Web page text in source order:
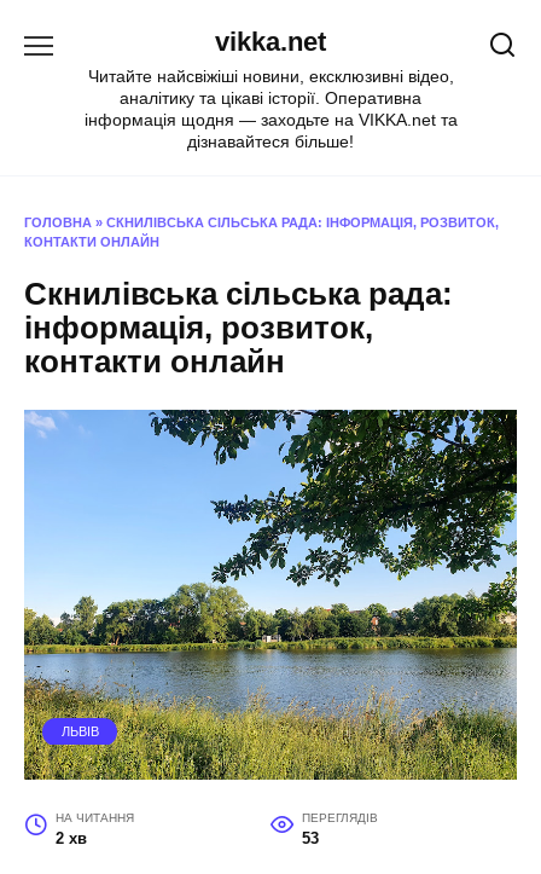
vikka.net
Читайте найсвіжіші новини, ексклюзивні відео,
аналітику та цікаві історії. Оперативна
інформація щодня — заходьте на VIKKA.net та
дізнавайтеся більше!
ГОЛОВНА » СКНИЛІВСЬКА СІЛЬСЬКА РАДА: ІНФОРМАЦІЯ, РОЗВИТОК,
КОНТАКТИ ОНЛАЙН
Скнилівська сільська рада:
інформація, розвиток,
контакти онлайн
ЛЬВІВ
НА ЧИТАННЯ
2 хв
ПЕРЕГЛЯДІВ
53